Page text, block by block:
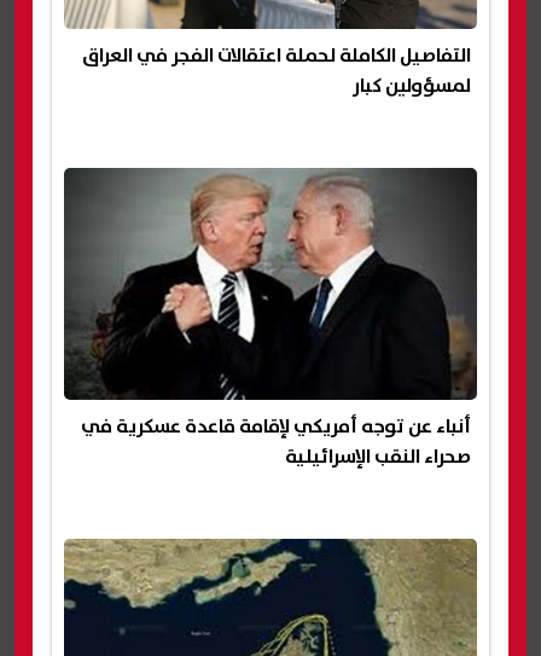
التفاصيل الكاملة لحملة اعتقالات الفجر في العراق
لمسؤولين كبار
أنباء عن توجه أمريكي لإقامة قاعدة عسكرية في
صحراء النقب الإسرائيلية